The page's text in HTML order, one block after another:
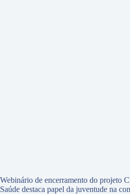
Webinário de encerramento do projeto
Saúde destaca papel da juventude na